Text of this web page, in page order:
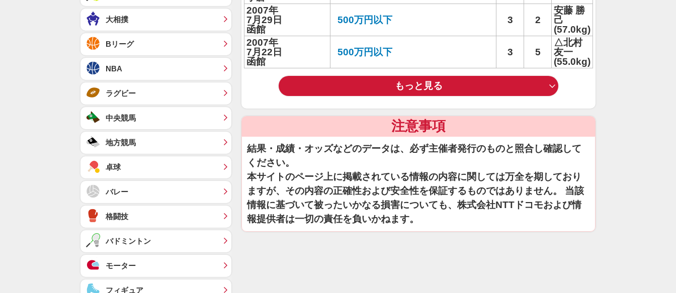
2007年
7月29日
函館
500万円以下 3 2
安藤 勝
己
(57.0kg)
2007年
7月22日
函館
500万円以下 3 5
△北村
友一
(55.0kg)
もっと見る
注意事項
結果・成績・オッズなどのデータは、必ず主催者発行のものと照合し確認して
ください。
本サイトのページ上に掲載されている情報の内容に関しては万全を期しており
ますが、その内容の正確性および安全性を保証するものではありません。 当該
情報に基づいて被ったいかなる損害についても、株式会社NTTドコモおよび情
報提供者は一切の責任を負いかねます。
大相撲
Bリーグ
NBA
ラグビー
中央競馬
地方競馬
卓球
バレー
格闘技
バドミントン
モーター
フィギュア